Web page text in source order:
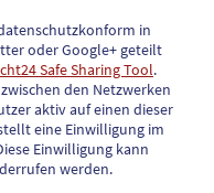
in
oder Google+ geteilt
Safe Sharing Tool.
den Netzwerken
aktiv auf einen dieser
eine Einwilligung im
Einwilligung kann
werden.